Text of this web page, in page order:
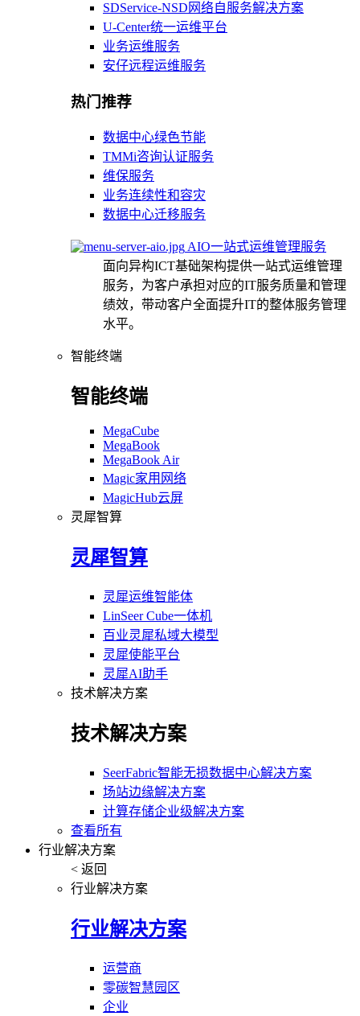
SDService-NSD网络自服务解决方案
U-Center统一运维平台
业务运维服务
安仔远程运维服务
热门推荐
数据中心绿色节能
TMMi咨询认证服务
维保服务
业务连续性和容灾
数据中心迁移服务
AIO一站式运维管理服务
面向异构ICT基础架构提供一站式运维管理
服务，为客户承担对应的IT服务质量和管理
绩效，带动客户全面提升IT的整体服务管理
水平。
智能终端
智能终端
MegaCube
MegaBook
MegaBook Air
Magic家用网络
MagicHub云屏
灵犀智算
灵犀智算
灵犀运维智能体
LinSeer Cube一体机
百业灵犀私域大模型
灵犀使能平台
灵犀AI助手
技术解决方案
技术解决方案
SeerFabric智能无损数据中心解决方案
场站边缘解决方案
计算存储企业级解决方案
查看所有
行业解决方案
< 返回
行业解决方案
行业解决方案
运营商
零碳智慧园区
企业